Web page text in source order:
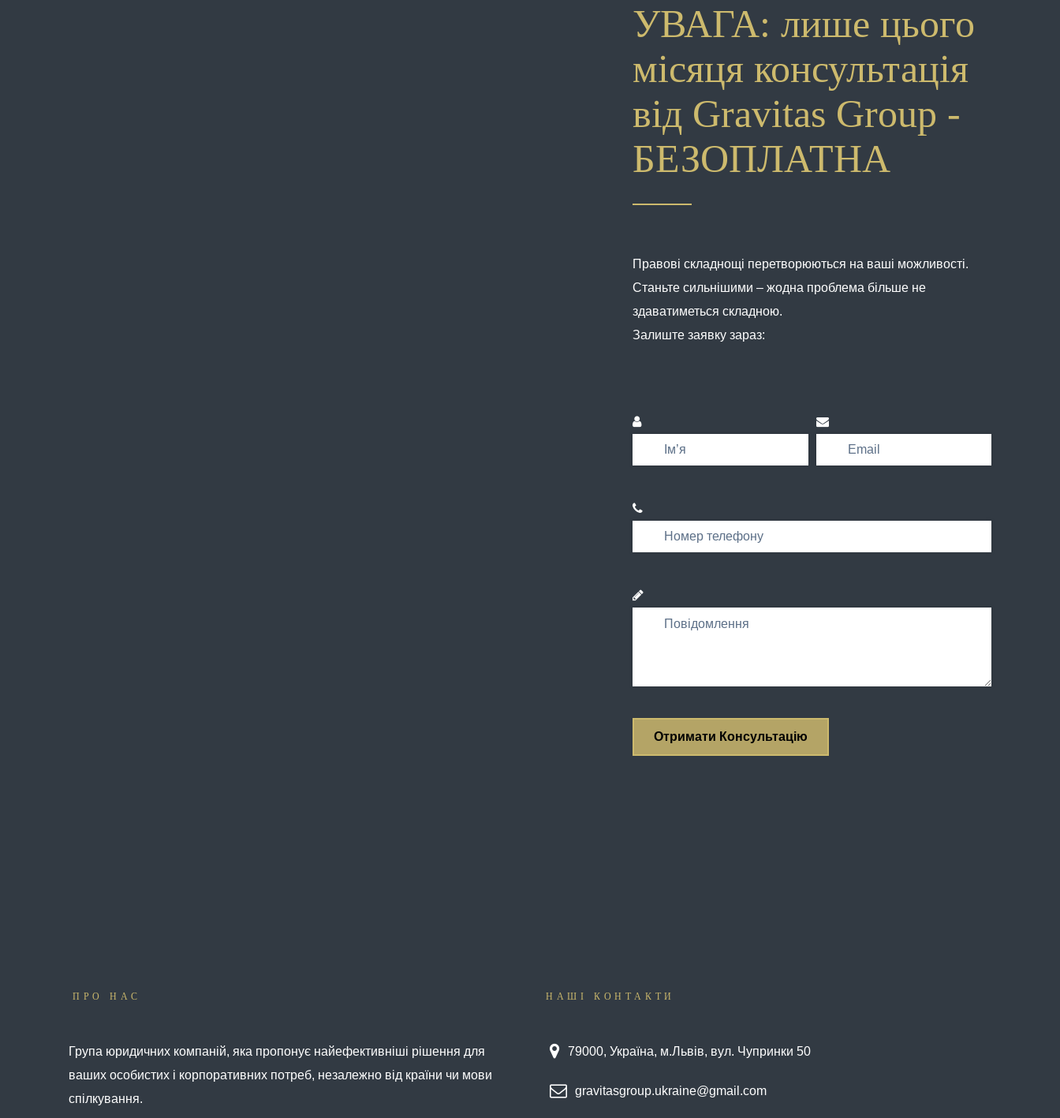
УВАГА: лише цього
місяця консультація
від Gravitas Group -
БЕЗОПЛАТНА
Правові складнощі перетворюються на ваші можливості.
Станьте сильнішими – жодна проблема більше не
здаватиметься складною.
Залиште заявку зараз:
ПРО НАС
Група юридичних компаній, яка пропонує найефективніші рішення для
ваших особистих і корпоративних потреб, незалежно від країни чи мови
спілкування.
НАШІ КОНТАКТИ
79000, Україна, м.Львів, вул. Чупринки 50
gravitasgroup.ukraine@gmail.com